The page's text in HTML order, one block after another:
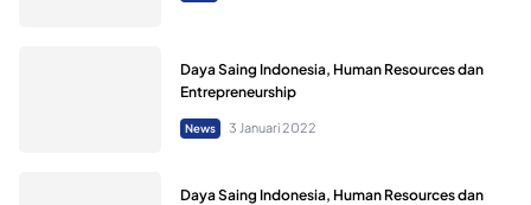
Daya Saing Indonesia, Human Resources dan
Entrepreneurship
News 3 Januari 2022
Daya Saing Indonesia, Human Resources dan